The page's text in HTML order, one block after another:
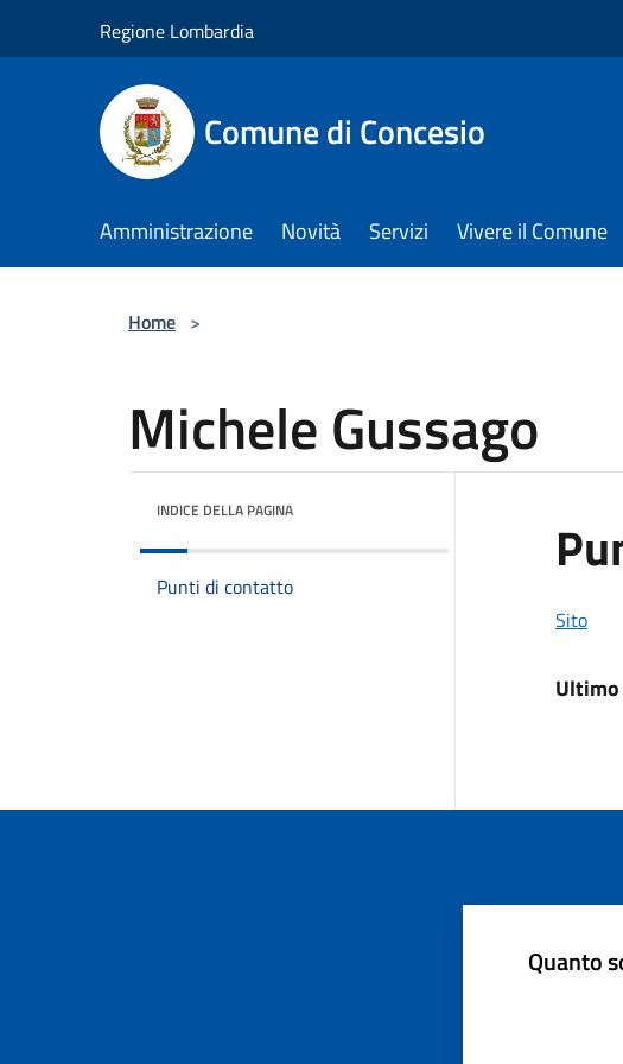
Regione Lombardia
Comune di Concesio
Amministrazione Novità Servizi Vivere il Comune
Home >
Michele Gussago
INDICE DELLA PAGINA
Punti di contatto
Sito
Quanto